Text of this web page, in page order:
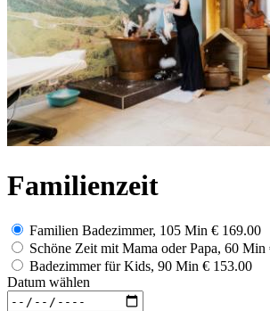
Familienzeit
Familien Badezimmer, 105 Min € 169.00
Schöne Zeit mit Mama oder Papa, 60 Min
Badezimmer für Kids, 90 Min € 153.00
Datum wählen